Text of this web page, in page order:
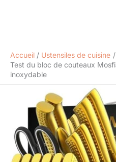
Accueil
Ustensiles de cuisine
Test du bloc de couteaux
inoxydable